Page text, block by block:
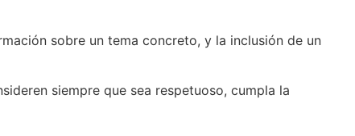
sobre un tema concreto, y la inclusión de un
siempre que sea respetuoso, cumpla la